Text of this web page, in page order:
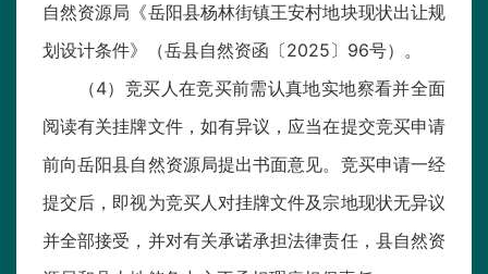
自然资源局《岳阳县杨林街镇王安村地块现状出让规
划设计条件》（岳县自然资函〔2025〕96号）。
（4）竞买人在竞买前需认真地实地察看并全面
阅读有关挂牌文件，如有异议，应当在提交竞买申请
前向岳阳县自然资源局提出书面意见。竞买申请一经
提交后，即视为竞买人对挂牌文件及宗地现状无异议
并全部接受，并对有关承诺承担法律责任，县自然资